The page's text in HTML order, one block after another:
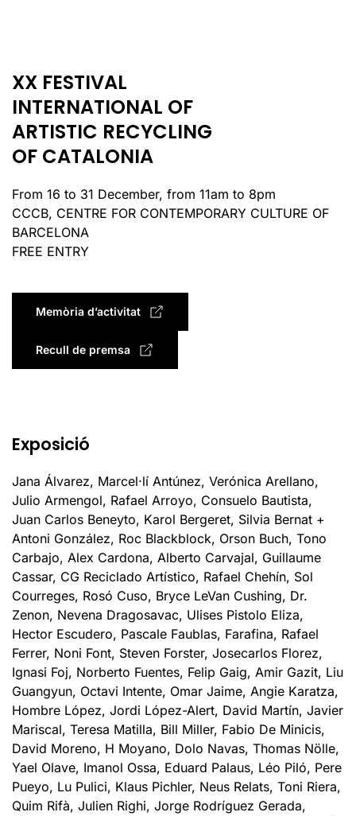
XX FESTIVAL
INTERNATIONAL OF
ARTISTIC RECYCLING
OF CATALONIA
From 16 to 31 December, from 11am to 8pm
CCCB, CENTRE FOR CONTEMPORARY CULTURE OF
BARCELONA
FREE ENTRY
Memòria d’activitat
Recull de premsa
Exposició
Jana Álvarez, Marcel·lí Antúnez, Verónica Arellano,
Julio Armengol, Rafael Arroyo, Consuelo Bautista,
Juan Carlos Beneyto, Karol Bergeret, Silvia Bernat +
Antoni González, Roc Blackblock, Orson Buch, Tono
Carbajo, Alex Cardona, Alberto Carvajal, Guillaume
Cassar, CG Reciclado Artístico, Rafael Chehín, Sol
Courreges, Rosó Cuso, Bryce LeVan Cushing, Dr.
Zenon, Nevena Dragosavac, Ulises Pistolo Eliza,
Hector Escudero, Pascale Faublas, Farafina, Rafael
Ferrer, Noni Font, Steven Forster, Josecarlos Florez,
Ignasi Foj, Norberto Fuentes, Felip Gaig, Amir Gazit, Liu
Guangyun, Octavi Intente, Omar Jaime, Angie Karatza,
Hombre López, Jordi López-Alert, David Martín, Javier
Mariscal, Teresa Matilla, Bill Miller, Fabio De Minicis,
David Moreno, H Moyano, Dolo Navas, Thomas Nölle,
Yael Olave, Imanol Ossa, Eduard Palaus, Léo Piló, Pere
Pueyo, Lu Pulici, Klaus Pichler, Neus Relats, Toni Riera,
Quim Rifà, Julien Righi, Jorge Rodríguez Gerada,